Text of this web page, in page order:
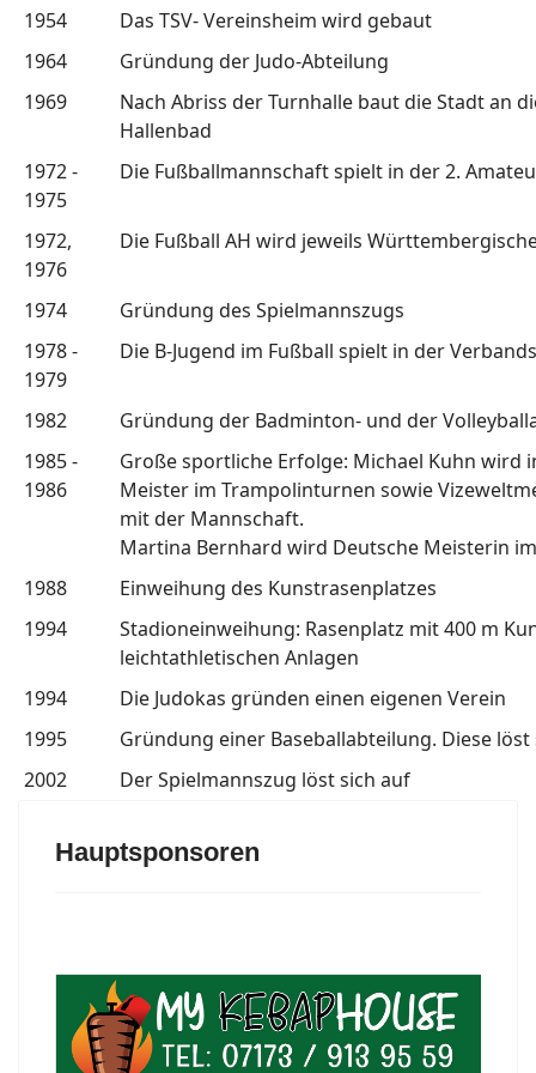
1954
Das TSV- Vereinsheim wird gebaut
1964
Gründung der Judo-Abteilung
1969
Nach Abriss der Turnhalle baut die Stadt an
Hallenbad
1972 -
1975
Die Fußballmannschaft spielt in der 2.
1972,
1976
Die Fußball AH wird jeweils
1974
Gründung des Spielmannszugs
1978 -
1979
Die B-Jugend im Fußball spielt in der
1982
Gründung der Badminton- und der
1985 -
1986
Große sportliche Erfolge: Michael Kuhn wird
Meister im Trampolinturnen sowie
mit der Mannschaft.
Martina Bernhard wird Deutsche Meisterin
1988
Einweihung des Kunstrasenplatzes
1994
Stadioneinweihung: Rasenplatz mit 400 m
leichtathletischen Anlagen
1994
Die Judokas gründen einen eigenen Verein
1995
Gründung einer Baseballabteilung. Diese
2002
Der Spielmannszug löst sich auf
Hauptsponsoren